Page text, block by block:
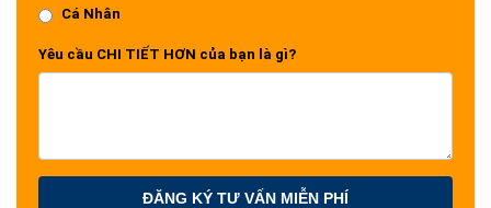
Cá Nhân
Yêu cầu CHI TIẾT HƠN của bạn là gì?
ĐĂNG KÝ TƯ VẤN MIỄN PHÍ